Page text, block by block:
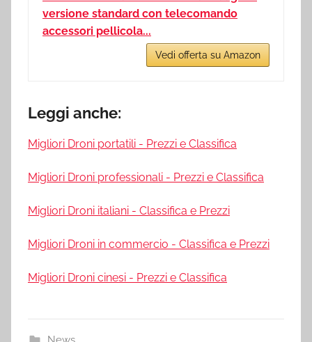
versione standard con telecomando
accessori pellicola...
Vedi offerta su Amazon
Leggi anche:
Migliori Droni portatili - Prezzi e Classifica
Migliori Droni professionali - Prezzi e Classifica
Migliori Droni italiani - Classifica e Prezzi
Migliori Droni in commercio - Classifica e Prezzi
Migliori Droni cinesi - Prezzi e Classifica